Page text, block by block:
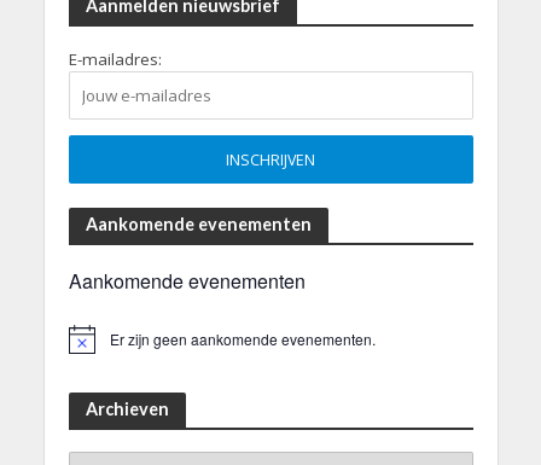
Aanmelden nieuwsbrief
E-mailadres:
Aankomende evenementen
Aankomende evenementen
Er zijn geen aankomende evenementen.
Archieven